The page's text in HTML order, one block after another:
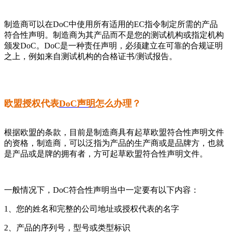
制造商可以在DoC中使用所有适用的EC指令制定所需的产品
符合性声明。制造商为其产品而不是您的测试机构或指定机构
颁发DoC。DoC是一种责任声明，必须建立在可靠的合规证明
之上，例如来自测试机构的合格证书/测试报告。
欧盟授权代表DoC声明怎么办理？
根据欧盟的条款，目前是制造商具有起草欧盟符合性声明文件
的资格，制造商，可以泛指为产品的生产商或是品牌方，也就
是产品或是牌的拥有者，方可起草欧盟符合性声明文件。
一般情况下，DoC符合性声明当中一定要有以下内容：
1、您的姓名和完整的公司地址或授权代表的名字
2、产品的序列号，型号或类型标识